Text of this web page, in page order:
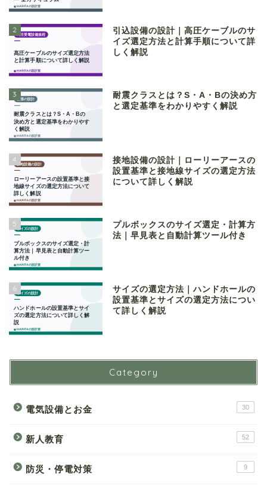
2
引込設備の設計｜高圧ケーブルのサ
イズ選定方法と計算手順について詳
しく解説
3
耐震クラスとは？S・A・Bの決め方
と選定基準をわかりやすく解説
4
接地設備の設計｜ローリーアースの
設置基準と接地線サイズの選定方法
について詳しく解説
5
プルボックスのサイズ選定・計算方
法｜早見表と自動計算ツール付き
6
サイズの選定方法｜ハンドホールの
設置基準とサイズの選定方法につい
て詳しく解説
Category
電気設備とお金 30
新人教育 52
防災・停電対策 9